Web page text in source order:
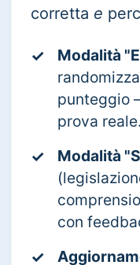
corretta e
✓ Modalità
punteggio
prova reale.
✓
Modalità
con
✓